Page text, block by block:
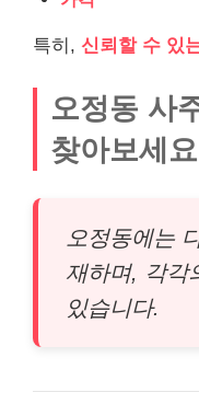
특히, 신뢰할 수 있
오정동 사
찾아보세
오정동에는
재하며, 각각
있습니다.